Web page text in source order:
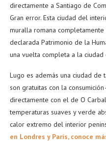
directamente a Santiago de
Gran error. Esta ciudad del
muralla romana
declarada Patrimonio de la
una vuelta completa a la
Lugo es además una ciudad de
son gratuitas con la
directamente con el de O
temperaturas suaves y verde
calor extremo del interior
en Londres y París, conoce